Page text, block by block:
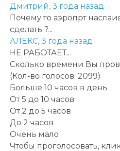
Дмитрий, 3 года назад
Почему то аэропрт
сделать ?...
АЛЕКС, 3 года назад
НЕ РАБОТАЕТ...
Сколько времени Вы
(Кол-во голосов: 2099)
Больше 10 часов в день
От 5 до 10 часов
От 2 до 5 часов
До 2 часов
Очень мало
Чтобы проголосовать,